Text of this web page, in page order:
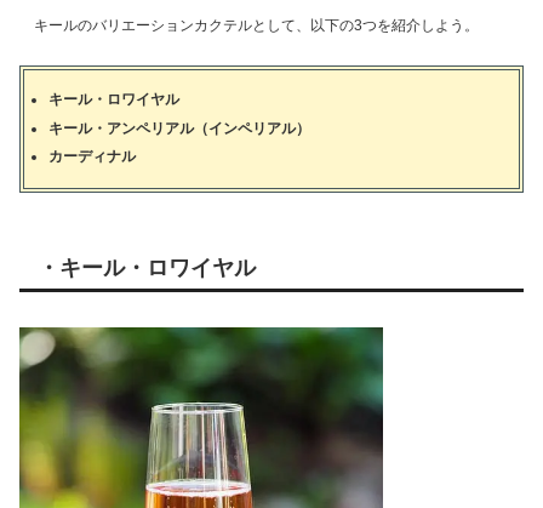
キールのバリエーションカクテルとして、以下の3つを紹介しよう。
キール・ロワイヤル
キール・アンペリアル（インペリアル）
カーディナル
・キール・ロワイヤル